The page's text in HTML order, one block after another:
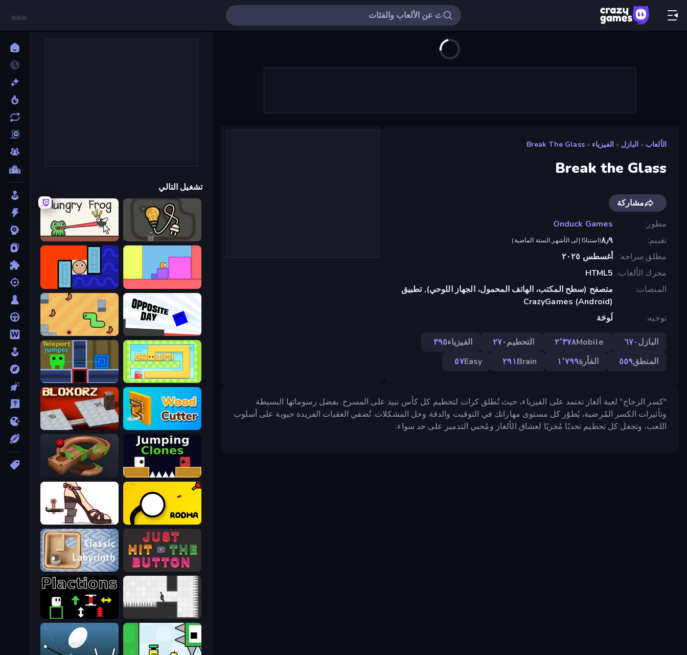
الألعاب » البازل » الفيزياء »
Break The Glass
Break the Glass
مشاركة
مطور
Onduck Games
تقييم
٨٫٩(استنادًا إلى الأشهر الستة الماضية)
مطلق سراحه
أغسطس ٢٠٢٥
محرك الألعاب HTML5
المنصات
متصفح (سطح المكتب، الهاتف المحمول، الجهاز اللوحي), تطبيق
CrazyGames (Android)
توجيه
لَوحَة
البازل٦٧٠ Mobile٢٬٣٧٨ التحطيم٢٧٠ الفيزياء٣٩٥
المنطق٥٥٩ الفأرة١٬٧٩٩ Brain٢٩١ Easy٥٧
"كسر الزجاج" لعبة ألغاز تعتمد على الفيزياء، حيث تُطلق كرات لتحطيم كل كأس نبيذ على المسرح. بفضل رسوماتها البسيطة
وتأثيرات الكسر المُرضية، يُطوّر كل مستوى مهاراتك في التوقيت والدقة وحل المشكلات. تُضفي العقبات الفريدة حيوية على أسلوب
اللعب، وتجعل كل تحطيم تحديًا مُجزيًا لعشاق الألغاز ومُحبي التدمير على حد سواء.
تشغيل التالي
Light The Lamp
Hungry Frog
Level EATEN!
Lava and Aqua
Opposite Day
SSSPICY!
Growmi
Teleport Jumper
Wood Cutter - Saw
Bloxorz
Jumping Clones
Marble Run
Rodha
Kakato Otoshi
Just Hit the Button
Classic Labyrinth 3D
Rotate
Plactions